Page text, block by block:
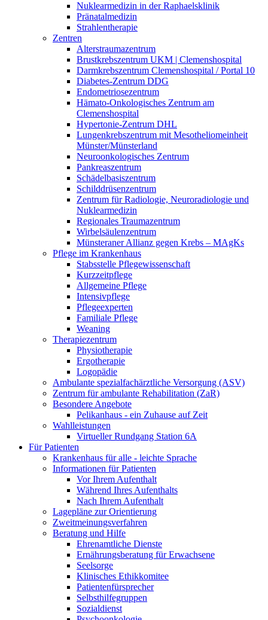
Nuklearmedizin in der Raphaelsklinik
Pränatalmedizin
Strahlentherapie
Zentren
Alterstraumazentrum
Brustkrebszentrum UKM | Clemenshospital
Darmkrebszentrum Clemenshospital / Portal 10
Diabetes-Zentrum DDG
Endometriosezentrum
Hämato-Onkologisches Zentrum am
Clemenshospital
Hypertonie-Zentrum DHL
Lungenkrebszentrum mit Mesotheliomeinheit
Münster/Münsterland
Neuroonkologisches Zentrum
Pankreaszentrum
Schädelbasiszentrum
Schilddrüsenzentrum
Zentrum für Radiologie, Neuroradiologie und
Nuklearmedizin
Regionales Traumazentrum
Wirbelsäulenzentrum
Münsteraner Allianz gegen Krebs – MAgKs
Pflege im Krankenhaus
Stabsstelle Pflegewissenschaft
Kurzzeitpflege
Allgemeine Pflege
Intensivpflege
Pflegeexperten
Familiale Pflege
Weaning
Therapiezentrum
Physiotherapie
Ergotherapie
Logopädie
Ambulante spezialfachärztliche Versorgung (ASV)
Zentrum für ambulante Rehabilitation (ZaR)
Besondere Angebote
Pelikanhaus - ein Zuhause auf Zeit
Wahlleistungen
Virtueller Rundgang Station 6A
Für Patienten
Krankenhaus für alle - leichte Sprache
Informationen für Patienten
Vor Ihrem Aufenthalt
Während Ihres Aufenthalts
Nach Ihrem Aufenthalt
Lagepläne zur Orientierung
Zweitmeinungsverfahren
Beratung und Hilfe
Ehrenamtliche Dienste
Ernährungsberatung für Erwachsene
Seelsorge
Klinisches Ethikkomitee
Patientenfürsprecher
Selbsthilfegruppen
Sozialdienst